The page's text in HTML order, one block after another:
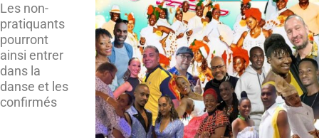
Les non-
pratiquants
pourront
ainsi entrer
dans la
danse et les
confirmés